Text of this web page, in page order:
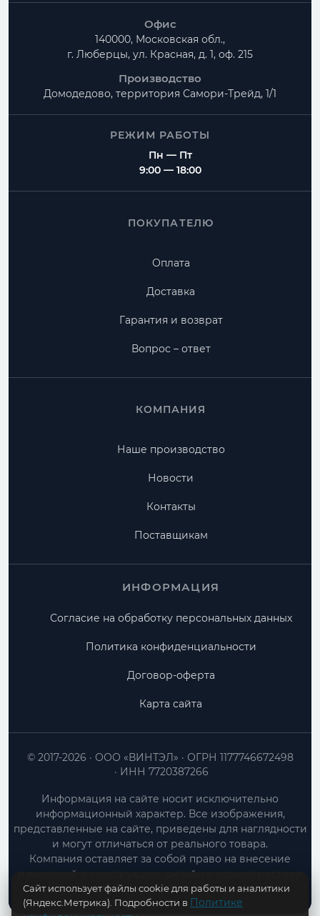
Офис
140000, Московская обл.,
г. Люберцы, ул. Красная, д. 1, оф. 215
Производство
Домодедово, территория Самори-Трейд, 1/1
РЕЖИМ РАБОТЫ
Пн — Пт
9:00 — 18:00
ПОКУПАТЕЛЮ
Оплата
Доставка
Гарантия и возврат
Вопрос – ответ
КОМПАНИЯ
Наше производство
Новости
Контакты
Поставщикам
ИНФОРМАЦИЯ
Согласие на обработку персональных данных
Политика конфиденциальности
Договор-оферта
Карта сайта
ООО «ВИНТЭЛ»
ОГРН 1177746672498
ИНН 7720387266
© 2017-2026
Информация на сайте носит исключительно
информационный характер. Все изображения,
представленные на сайте, приведены для наглядности
и могут отличаться от реального товара.
Компания оставляет за собой право на внесение
изменений в конструкцию, дизайн и характеристики
товара без предварительного уведомления.
Сайт использует файлы cookie для работы и аналитики
(Яндекс.Метрика). Подробности в Политике